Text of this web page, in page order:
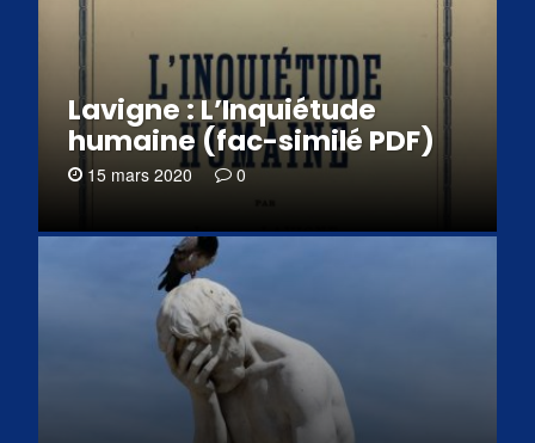
Lavigne : L’Inquiétude
humaine (fac-similé PDF)
15 mars 2020 0